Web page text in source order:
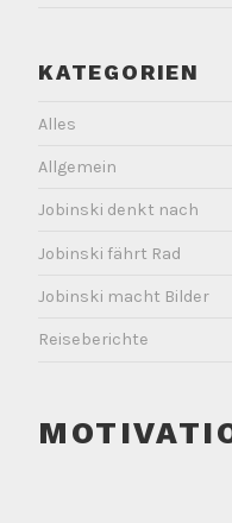
KATEGORIEN
Alles
Allgemein
Jobinski denkt nach
Jobinski fährt Rad
Jobinski macht Bilder
Reiseberichte